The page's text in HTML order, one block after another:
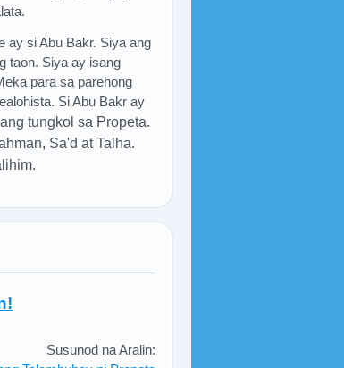
ay si Abu Bakr. Siya ang
taon. Siya ay isang
para sa parehong
Si Abu Bakr ay
tungkol sa Propeta.
Sa'd at Talha.
Susunod na Aralin: